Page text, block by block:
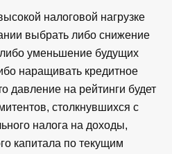
налоговой нагрузке
выбрать либо снижение
уменьшение будущих
наращивать кредитное
давление на рейтинги будет
столкнувшихся с
налога на доходы,
капитала по текущим